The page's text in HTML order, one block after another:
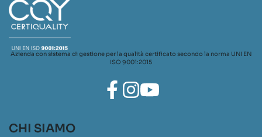
Azienda con sistema di gestione per la qualità certificato secondo la norma UNI EN
ISO 9001:2015
CHI SIAMO